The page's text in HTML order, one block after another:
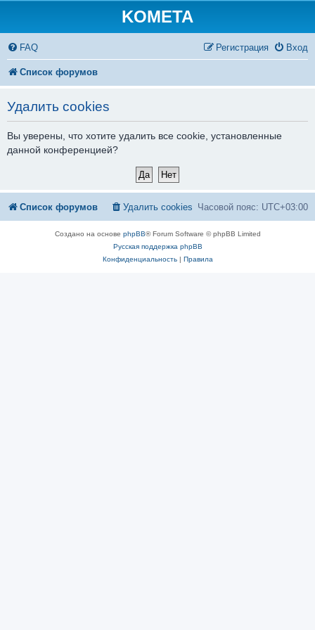
KOMETA
FAQ Вход
Регистрация
Список форумов
Удалить cookies
Вы уверены, что хотите удалить все cookie, установленные
данной конференцией?
Список форумов Часовой пояс: UTC+03:00
Удалить cookies
Создано на основе phpBB® Forum Software © phpBB Limited
Русская поддержка phpBB
Конфиденциальность| Правила